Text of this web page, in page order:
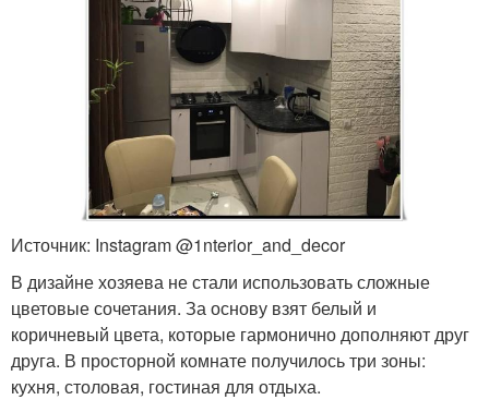
Источник: Instagram @1nterior_and_decor
В дизайне хозяева не стали использовать сложные
цветовые сочетания. За основу взят белый и
коричневый цвета, которые гармонично дополняют друг
друга. В просторной комнате получилось три зоны:
кухня, столовая, гостиная для отдыха.